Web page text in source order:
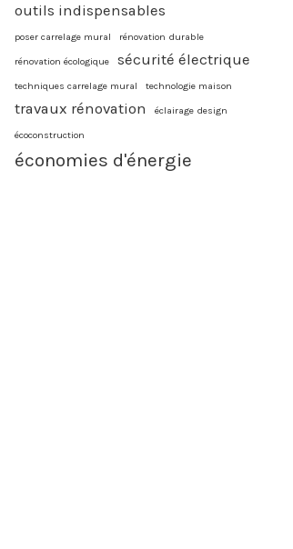
outils indispensables
poser carrelage mural rénovation durable
rénovation écologique sécurité électrique
techniques carrelage mural technologie maison
travaux rénovation éclairage design
écoconstruction
économies d'énergie